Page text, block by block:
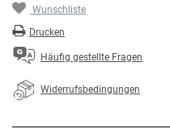
Wunschliste
Drucken
Häufig gestellte Fragen
Widerrufsbedingungen